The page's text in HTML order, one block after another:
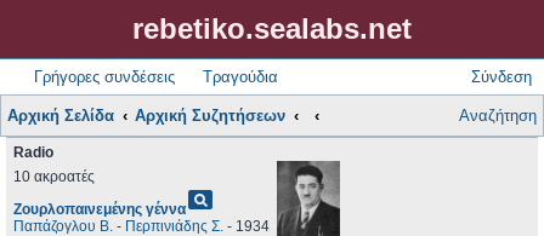
rebetiko.sealabs.net
Γρήγορες συνδέσεις Τραγούδια Σύνδεση
Αρχική Σελίδα Αρχική Συζητήσεων Αναζήτηση
Radio
10 ακροατές
Ζουρλοπαινεμένης γένναpageview
Παπάζογλου Β. - Περπινιάδης Σ. - 1934